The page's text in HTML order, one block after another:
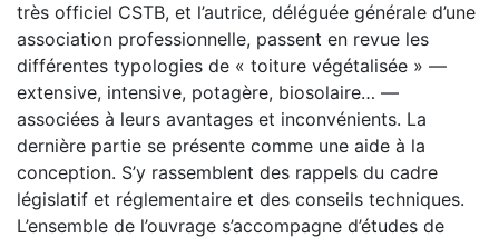
très officiel CSTB, et l’autrice, déléguée générale d’une
association professionnelle, passent en revue les
différentes typologies de « toiture végétalisée » —
extensive, intensive, potagère, biosolaire… —
associées à leurs avantages et inconvénients. La
dernière partie se présente comme une aide à la
conception. S’y rassemblent des rappels du cadre
législatif et réglementaire et des conseils techniques.
L’ensemble de l’ouvrage s’accompagne d’études de